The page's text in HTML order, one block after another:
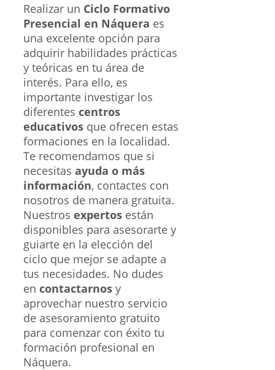
Realizar un Ciclo Formativo
Presencial en Náquera es
una excelente opción para
adquirir habilidades prácticas
y teóricas en tu área de
interés. Para ello, es
importante investigar los
diferentes centros
educativos que ofrecen estas
formaciones en la localidad.
Te recomendamos que si
necesitas ayuda o más
información, contactes con
nosotros de manera gratuita.
Nuestros expertos están
disponibles para asesorarte y
guiarte en la elección del
ciclo que mejor se adapte a
tus necesidades. No dudes
en contactarnos y
aprovechar nuestro servicio
de asesoramiento gratuito
para comenzar con éxito tu
formación profesional en
Náquera.